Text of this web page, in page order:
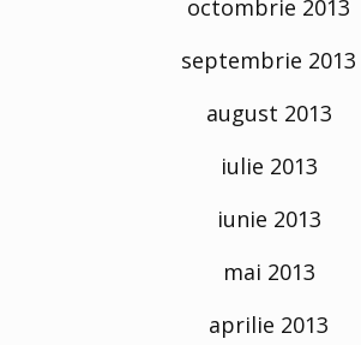
octombrie 2013
septembrie 2013
august 2013
iulie 2013
iunie 2013
mai 2013
aprilie 2013